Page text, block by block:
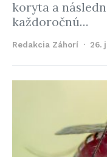
koryta a
každoročnú…
Redakcia Záhorí 26.